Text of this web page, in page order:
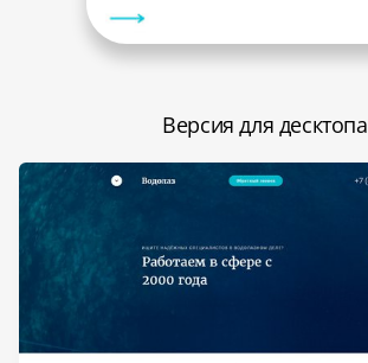
Версия для десктопа